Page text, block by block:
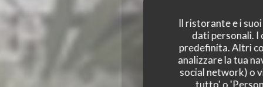
Il ristorante e i
dati personali. I
predefinita. Altri
analizzare la tua
social network) o
tutto' o
LA